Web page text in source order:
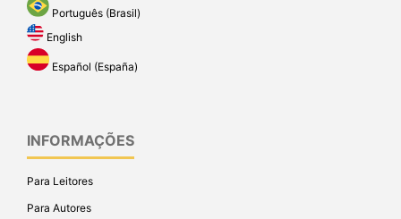
Português (Brasil)
English
Español (España)
INFORMAÇÕES
Para Leitores
Para Autores